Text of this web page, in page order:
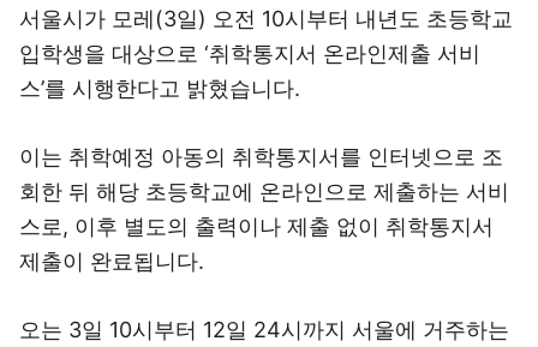
서울시가 모레(3일) 오전 10시부터 내년도 초등학교
입학생을 대상으로 ‘취학통지서 온라인제출 서비
스’를 시행한다고 밝혔습니다.
이는 취학예정 아동의 취학통지서를 인터넷으로 조
회한 뒤 해당 초등학교에 온라인으로 제출하는 서비
스로, 이후 별도의 출력이나 제출 없이 취학통지서
제출이 완료됩니다.
오는 3일 10시부터 12일 24시까지 서울에 거주하는